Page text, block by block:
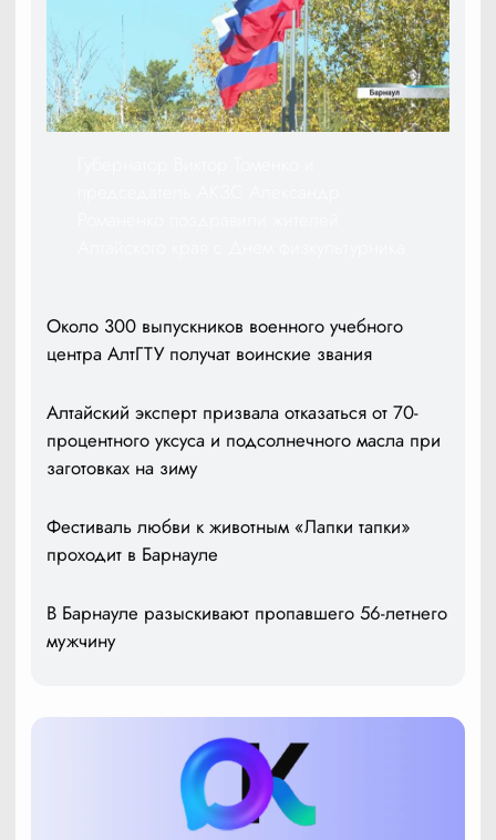
Около 300 выпускников военного учебного
центра АлтГТУ получат воинские звания
Алтайский эксперт призвала отказаться от 70-
процентного уксуса и подсолнечного масла при
заготовках на зиму
Фестиваль любви к животным «Лапки тапки»
проходит в Барнауле
В Барнауле разыскивают пропавшего 56-летнего
мужчину